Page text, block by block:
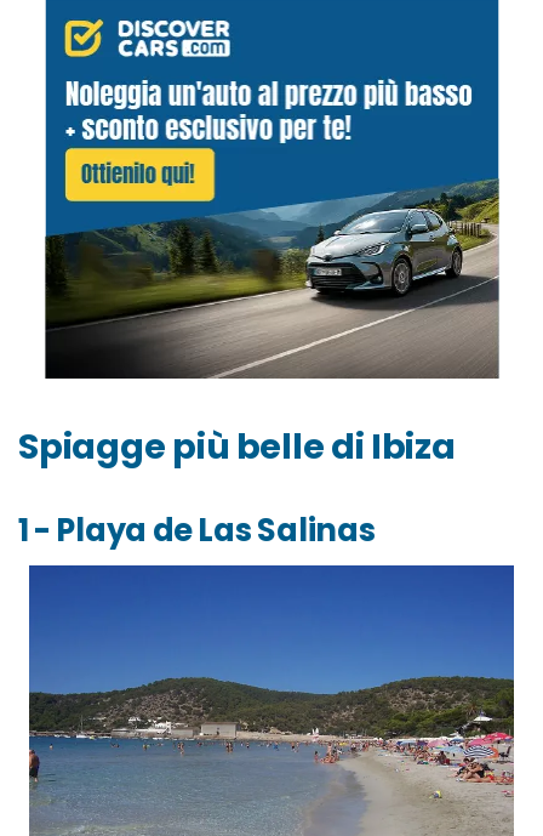
Spiagge più belle di Ibiza
1 - Playa de Las Salinas